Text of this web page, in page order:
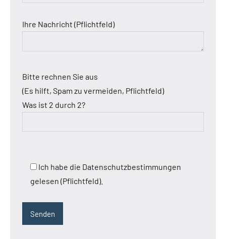
Ihre Nachricht (Pflichtfeld)
Bitte rechnen Sie aus
(Es hilft, Spam zu vermeiden, Pflichtfeld)
Was ist 2 durch 2?
Ich habe die Datenschutzbestimmungen
gelesen (Pflichtfeld).